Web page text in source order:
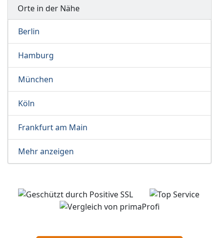
Orte in der Nähe
Berlin
Hamburg
München
Köln
Frankfurt am Main
Mehr anzeigen